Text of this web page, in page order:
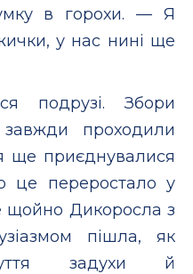
в горохи. — Я
у нас нині ще
подрузі. Збори
проходили
ще приєднувалися
це переростало у
щойно Дикоросла з
пішла, як
задухи й